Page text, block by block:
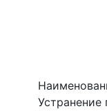
Устранение